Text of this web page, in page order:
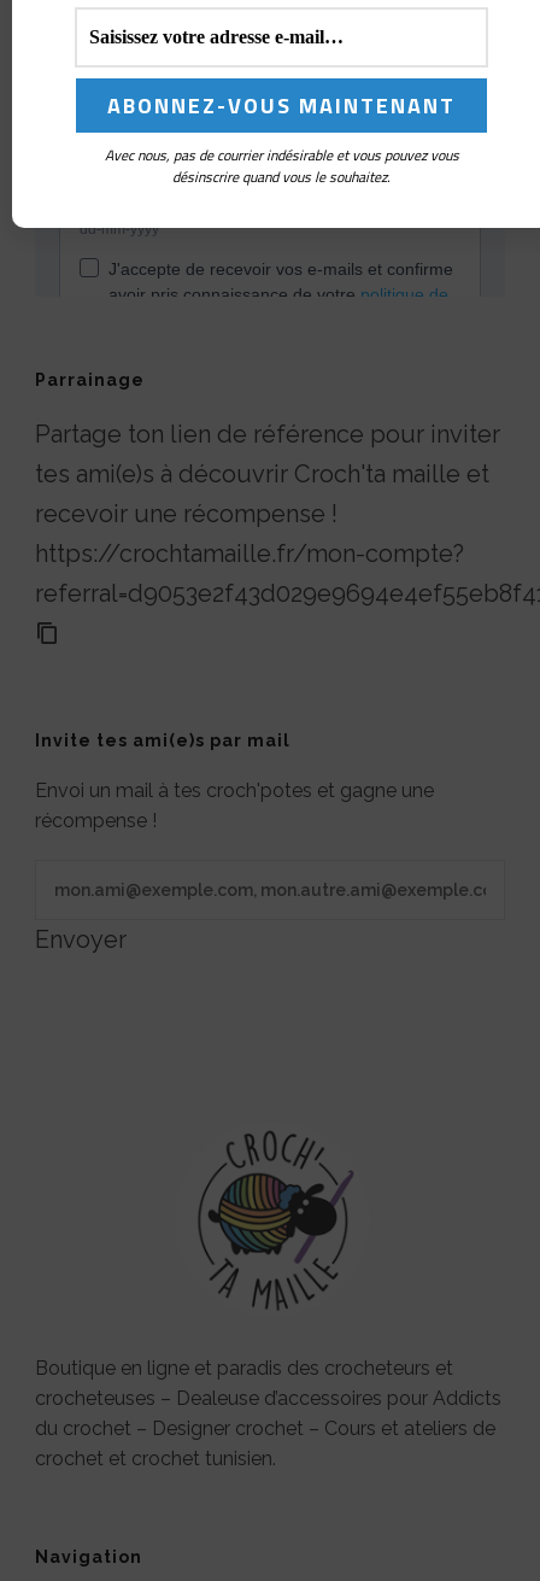
Parrainage
Partage ton lien de référence pour inviter
tes ami(e)s à découvrir Croch'ta maille et
recevoir une récompense !
https://crochtamaille.fr/mon-compte?
Invite tes ami(e)s par mail
Envoi un mail à tes croch'potes et gagne une
récompense !
Envoyer
Boutique en ligne et paradis des crocheteurs et
crocheteuses – Dealeuse d’accessoires pour Addicts
du crochet – Designer crochet – Cours et ateliers de
crochet et crochet tunisien.
Navigation
Avec nous, pas de courrier indésirable et vous pouvez vous
désinscrire quand vous le souhaitez.